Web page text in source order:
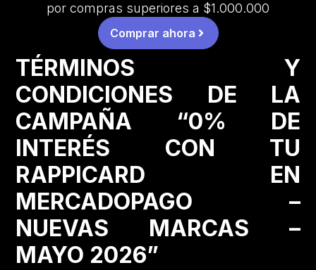
por compras superiores a $1.000.000
Comprar ahora
TÉRMINOS Y
CONDICIONES DE LA
CAMPAÑA “0% DE
INTERÉS CON TU
RAPPICARD EN
MERCADOPAGO –
NUEVAS MARCAS –
MAYO 2026”